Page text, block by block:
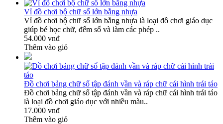
Vỉ đồ chơi bộ chữ số lớn bằng nhựa
Vỉ đồ chơi bộ chữ số lớn bằng nhựa là loại đồ chơi giáo dục
giúp bé học chữ, đếm số và làm các phép ..
54.000 vnđ
Thêm vào giỏ
Đồ chơi bảng chữ số tập đánh vần và ráp chữ cái hình trái táo
Đồ chơi bảng chữ số tập đánh vần và ráp chữ cái hình trái táo
là loại đồ chơi giáo dục với nhiều màu..
17.000 vnđ
Thêm vào giỏ